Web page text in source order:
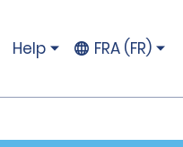
Help FRA (FR)